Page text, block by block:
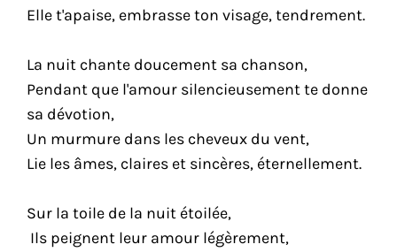
Elle t'apaise, embrasse ton visage, tendrement.
La nuit chante doucement sa chanson,
Pendant que l'amour silencieusement te donne
sa dévotion,
Un murmure dans les cheveux du vent,
Lie les âmes, claires et sincères, éternellement.
Sur la toile de la nuit étoilée,
Ils peignent leur amour légèrement,